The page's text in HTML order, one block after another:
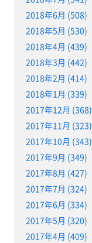
2018年6月 (508)
2018年5月 (530)
2018年4月 (439)
2018年3月 (442)
2018年2月 (414)
2018年1月 (339)
2017年12月 (368)
2017年11月 (323)
2017年10月 (343)
2017年9月 (349)
2017年8月 (427)
2017年7月 (324)
2017年6月 (334)
2017年5月 (320)
2017年4月 (409)